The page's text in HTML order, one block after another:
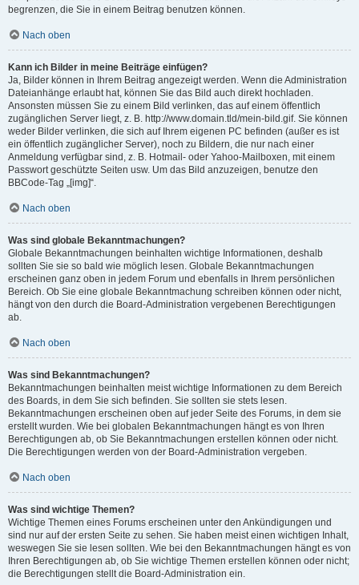
begrenzen, die Sie in einem Beitrag benutzen können.
Nach oben
Kann ich Bilder in meine Beiträge einfügen?
Ja, Bilder können in Ihrem Beitrag angezeigt werden. Wenn die Administration
Dateianhänge erlaubt hat, können Sie das Bild auch direkt hochladen.
Ansonsten müssen Sie zu einem Bild verlinken, das auf einem öffentlich
zugänglichen Server liegt, z. B. http://www.domain.tld/mein-bild.gif. Sie können
weder Bilder verlinken, die sich auf Ihrem eigenen PC befinden (außer es ist
ein öffentlich zugänglicher Server), noch zu Bildern, die nur nach einer
Anmeldung verfügbar sind, z. B. Hotmail- oder Yahoo-Mailboxen, mit einem
Passwort geschützte Seiten usw. Um das Bild anzuzeigen, benutze den
BBCode-Tag „[img]“.
Nach oben
Was sind globale Bekanntmachungen?
Globale Bekanntmachungen beinhalten wichtige Informationen, deshalb
sollten Sie sie so bald wie möglich lesen. Globale Bekanntmachungen
erscheinen ganz oben in jedem Forum und ebenfalls in Ihrem persönlichen
Bereich. Ob Sie eine globale Bekanntmachung schreiben können oder nicht,
hängt von den durch die Board-Administration vergebenen Berechtigungen
ab.
Nach oben
Was sind Bekanntmachungen?
Bekanntmachungen beinhalten meist wichtige Informationen zu dem Bereich
des Boards, in dem Sie sich befinden. Sie sollten sie stets lesen.
Bekanntmachungen erscheinen oben auf jeder Seite des Forums, in dem sie
erstellt wurden. Wie bei globalen Bekanntmachungen hängt es von Ihren
Berechtigungen ab, ob Sie Bekanntmachungen erstellen können oder nicht.
Die Berechtigungen werden von der Board-Administration vergeben.
Nach oben
Was sind wichtige Themen?
Wichtige Themen eines Forums erscheinen unter den Ankündigungen und
sind nur auf der ersten Seite zu sehen. Sie haben meist einen wichtigen Inhalt,
weswegen Sie sie lesen sollten. Wie bei den Bekanntmachungen hängt es von
Ihren Berechtigungen ab, ob Sie wichtige Themen erstellen können oder nicht;
die Berechtigungen stellt die Board-Administration ein.